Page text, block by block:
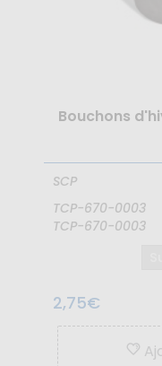
Bouchons
SCP
TCP-670-0003
TCP-670-0003
2,75€